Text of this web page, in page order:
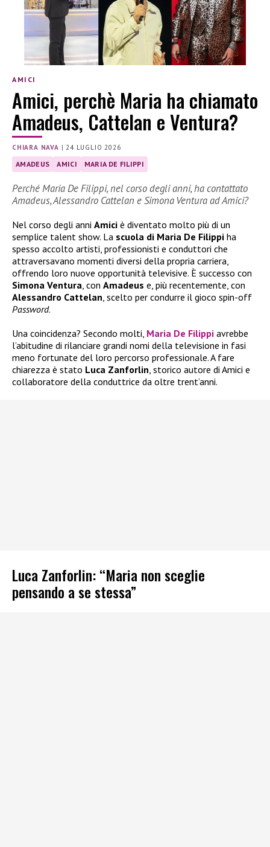
AMICI
Amici, perchè Maria ha chiamato
Amadeus, Cattelan e Ventura?
CHIARA NAVA |24 LUGLIO 2026
AMADEUS AMICI MARIA DE FILIPPI
Perché Maria De Filippi, nel corso degli anni, ha contattato
Amadeus, Alessandro Cattelan e Simona Ventura ad Amici?
Nel corso degli anni Amici è diventato molto più di un
semplice talent show. La scuola di Maria De Filippi ha
spesso accolto artisti, professionisti e conduttori che
attraversavano momenti diversi della propria carriera,
offrendo loro nuove opportunità televisive. È successo con
Simona Ventura, con Amadeus e, più recentemente, con
Alessandro Cattelan, scelto per condurre il gioco spin-off
Password.
Una coincidenza? Secondo molti, Maria De Filippi avrebbe
l’abitudine di rilanciare grandi nomi della televisione in fasi
meno fortunate del loro percorso professionale. A fare
chiarezza è stato Luca Zanforlin, storico autore di Amici e
collaboratore della conduttrice da oltre trent’anni.
Luca Zanforlin: “Maria non sceglie
pensando a se stessa”